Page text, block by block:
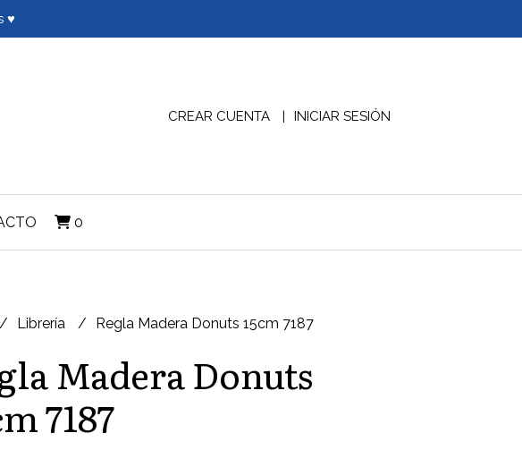
♥
CREAR CUENTA INICIAR SESIÓN
0
Librería Regla Madera Donuts 15cm 7187
Madera Donuts
7187